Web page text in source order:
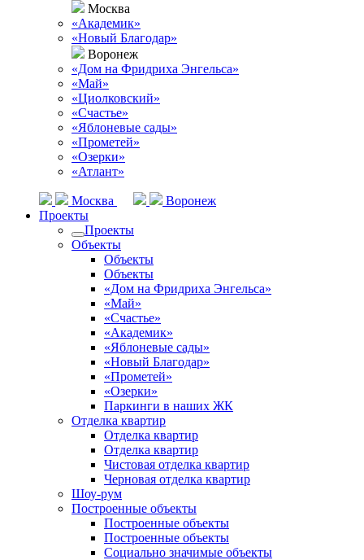
Москва
«Академик»
«Новый Благодар»
Воронеж
«Дом на Фридриха Энгельса»
«Май»
«Циолковский»
«Счастье»
«Яблоневые сады»
«Прометей»
«Озерки»
«Атлант»
Москва
Воронеж
Проекты
Проекты
Объекты
Объекты
Объекты
«Дом на Фридриха Энгельса»
«Май»
«Счастье»
«Академик»
«Яблоневые сады»
«Новый Благодар»
«Прометей»
«Озерки»
Паркинги в наших ЖК
Отделка квартир
Отделка квартир
Отделка квартир
Чистовая отделка квартир
Черновая отделка квартир
Шоу-рум
Построенные объекты
Построенные объекты
Построенные объекты
Социально значимые объекты